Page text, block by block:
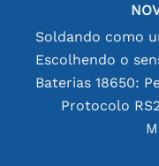
Protocolo